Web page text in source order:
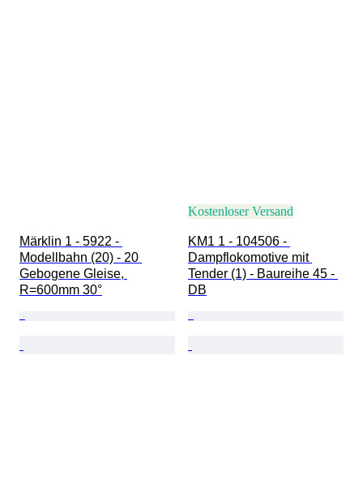
Märklin 1 - 5922 -
Modellbahn (20) - 20
Gebogene Gleise,
R=600mm 30°
Kostenloser Versand
KM1 1 - 104506 -
Dampflokomotive mit
Tender (1) - Baureihe 45 -
DB